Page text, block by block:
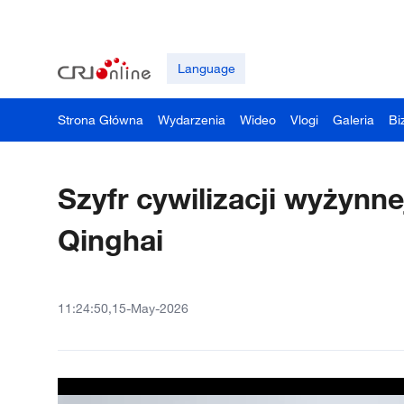
Language
Strona Główna Wydarzenia Wideo Vlogi Galeria
Szyfr cywilizacji
Qinghai
11:24:50,15-May-2026